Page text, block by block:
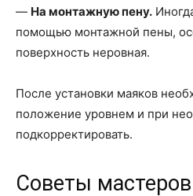
— На монтажную пену.
помощью монтажной пены,
поверхность неровная.
После установки маяков
положение уровнем и при
подкорректировать.
Советы